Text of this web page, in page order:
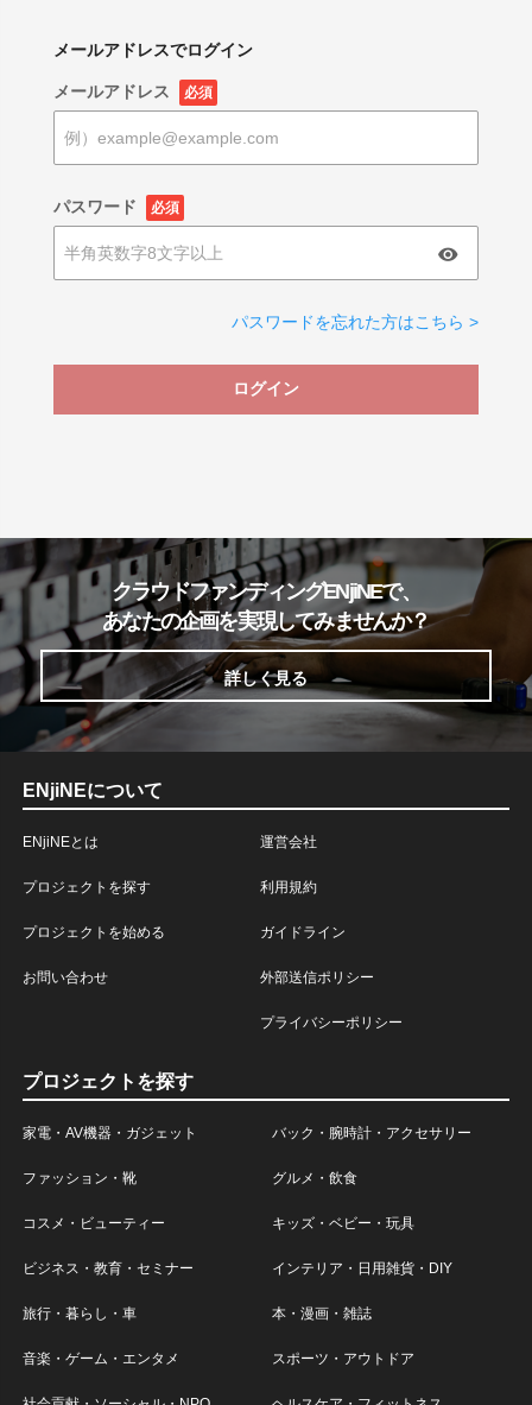
メールアドレスでログイン
メールアドレス 必須
パスワード 必須
パスワードを忘れた方はこちら >
ログイン
クラウドファンディングENjiNEで、
あなたの企画を実現してみませんか？
詳しく見る
ENjiNEについて
ENjiNEとは
プロジェクトを探す
プロジェクトを始める
お問い合わせ
運営会社
利用規約
ガイドライン
外部送信ポリシー
プライバシーポリシー
プロジェクトを探す
家電・AV機器・ガジェット バック・腕時計・アクセサリー
ファッション・靴 グルメ・飲食
コスメ・ビューティー キッズ・ベビー・玩具
ビジネス・教育・セミナー インテリア・日用雑貨・DIY
旅行・暮らし・車 本・漫画・雑誌
音楽・ゲーム・エンタメ スポーツ・アウトドア